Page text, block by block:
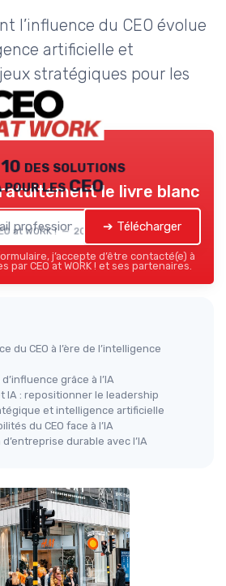
l’influence du CEO évolue
artificielle et
stratégiques pour les
des solutions
pour les CEO
at WORK ! — 2026
le livre blanc
➔ Télécharger
j’accepte d’être contacté(e) à
par CEO at WORK ! et ses partenaires.
du CEO à l’ère de l’intelligence
grâce à l’IA
IA : repositionner le leadership
et intelligence artificielle
du CEO face à l’IA
durable avec l’IA